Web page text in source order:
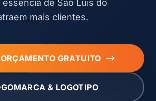
de São Luís do
mais clientes.
GRATUITO
& LOGOTIPO